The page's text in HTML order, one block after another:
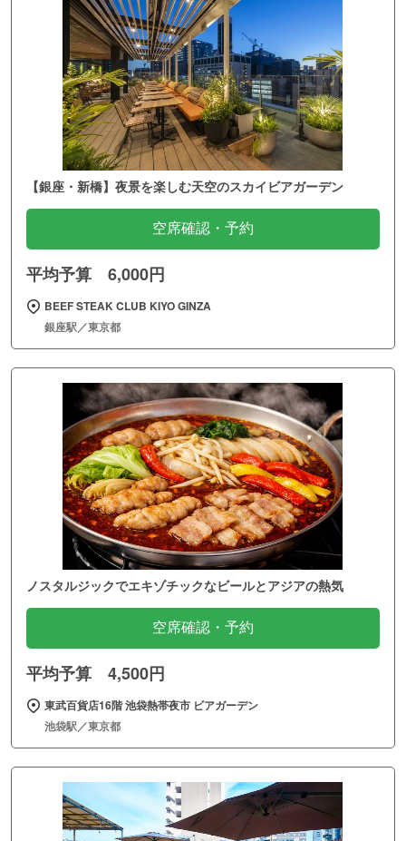
【銀座・新橋】夜景を楽しむ天空のスカイビアガーデン
空席確認・予約
平均予算 6,000円
BEEF STEAK CLUB KIYO GINZA
銀座駅／東京都
ノスタルジックでエキゾチックなビールとアジアの熱気
空席確認・予約
平均予算 4,500円
東武百貨店16階 池袋熱帯夜市 ビアガーデン
池袋駅／東京都